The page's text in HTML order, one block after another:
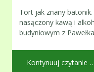
Tort jak znany
nasączony kawą i
budyniowym z
Kontynuuj czytanie …